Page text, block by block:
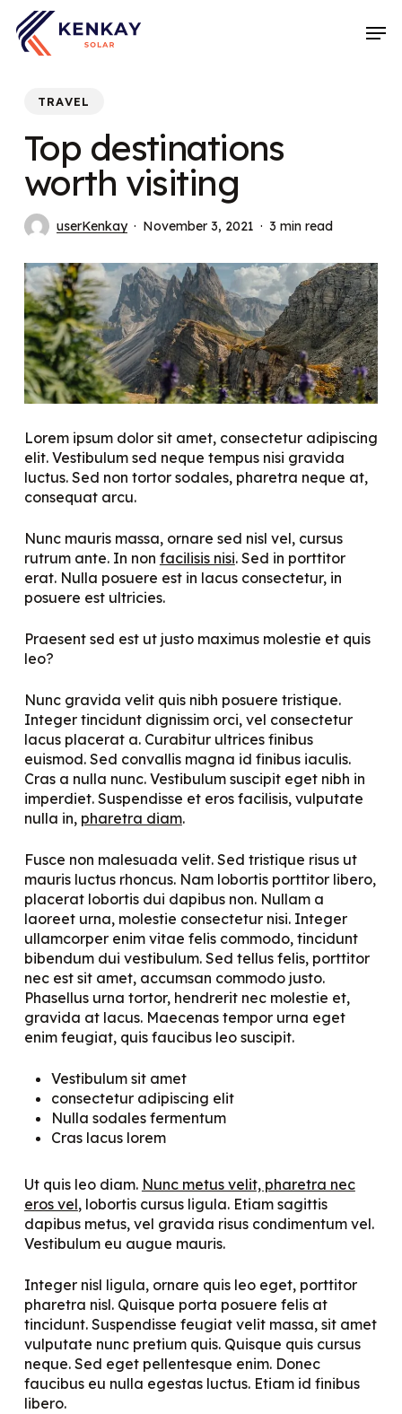
main
TRAVEL
Top destinations
worth visiting
userKenkay November 3, 2021 3 min read
Lorem ipsum dolor sit amet, consectetur adipiscing
elit. Vestibulum sed neque tempus nisi gravida
luctus. Sed non tortor sodales, pharetra neque at,
consequat arcu.
Nunc mauris massa, ornare sed nisl vel, cursus
rutrum ante. In non facilisis nisi. Sed in porttitor
erat. Nulla posuere est in lacus consectetur, in
posuere est ultricies.
Praesent sed est ut justo maximus molestie et quis
leo?
Nunc gravida velit quis nibh posuere tristique.
Integer tincidunt dignissim orci, vel consectetur
lacus placerat a. Curabitur ultrices finibus
euismod. Sed convallis magna id finibus iaculis.
Cras a nulla nunc. Vestibulum suscipit eget nibh in
imperdiet. Suspendisse et eros facilisis, vulputate
nulla in, pharetra diam.
Fusce non malesuada velit. Sed tristique risus ut
mauris luctus rhoncus. Nam lobortis porttitor libero,
placerat lobortis dui dapibus non. Nullam a
laoreet urna, molestie consectetur nisi. Integer
ullamcorper enim vitae felis commodo, tincidunt
bibendum dui vestibulum. Sed tellus felis, porttitor
nec est sit amet, accumsan commodo justo.
Phasellus urna tortor, hendrerit nec molestie et,
gravida at lacus. Maecenas tempor urna eget
enim feugiat, quis faucibus leo suscipit.
Vestibulum sit amet
consectetur adipiscing elit
Nulla sodales fermentum
Cras lacus lorem
Ut quis leo diam. Nunc metus velit, pharetra nec
eros vel, lobortis cursus ligula. Etiam sagittis
dapibus metus, vel gravida risus condimentum vel.
Vestibulum eu augue mauris.
Integer nisl ligula, ornare quis leo eget, porttitor
pharetra nisl. Quisque porta posuere felis at
tincidunt. Suspendisse feugiat velit massa, sit amet
vulputate nunc pretium quis. Quisque quis cursus
neque. Sed eget pellentesque enim. Donec
faucibus eu nulla egestas luctus. Etiam id finibus
libero.